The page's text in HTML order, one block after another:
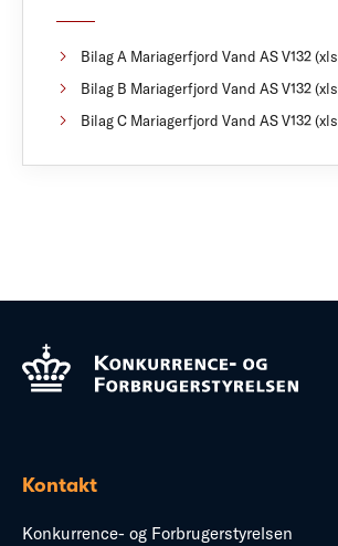
Bilag A Mariagerfjord Vand AS V132
Bilag B Mariagerfjord Vand AS V132
Bilag C Mariagerfjord Vand AS V132
Kontakt
Konkurrence- og Forbrugerstyrelsen